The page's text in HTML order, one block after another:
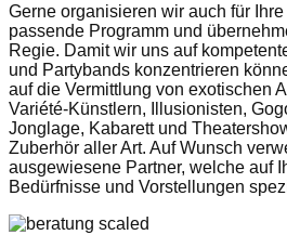
Gerne organisieren wir auch für
passende Programm und
Regie. Damit wir uns auf
und Partybands konzentrieren
auf die Vermittlung von exotischen
Variété-Künstlern, Illusionisten,
Jonglage, Kabarett und
Zuberhör aller Art. Auf Wunsch
ausgewiesene Partner, welche auf
Bedürfnisse und Vorstellungen